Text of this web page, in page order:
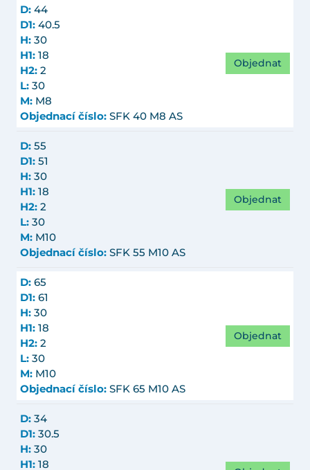
D: 44
D1: 40.5
H: 30
H1: 18
H2: 2
L: 30
M: M8
Objednací číslo: SFK 40 M8 AS
Objednat
D: 55
D1: 51
H: 30
H1: 18
H2: 2
L: 30
M: M10
Objednací číslo: SFK 55 M10 AS
Objednat
D: 65
D1: 61
H: 30
H1: 18
H2: 2
L: 30
M: M10
Objednací číslo: SFK 65 M10 AS
Objednat
D: 34
D1: 30.5
H: 30
H1: 18